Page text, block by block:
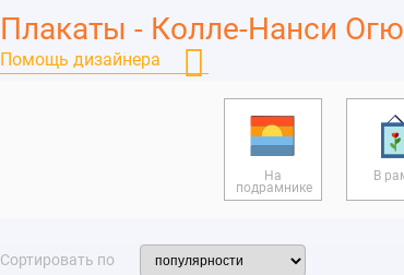
Плакаты - Колле-Нанси
Помощь дизайнера
На
подрамнике
В
Сортировать по